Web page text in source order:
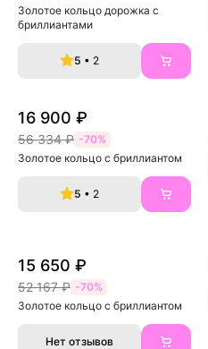
Золотое кольцо дорожка с
бриллиантами
5 • 2
16 900 ₽
56 334 ₽ -70%
Золотое кольцо с бриллиантом
5 • 2
15 650 ₽
52 167 ₽ -70%
Золотое кольцо с бриллиантом
Нет отзывов